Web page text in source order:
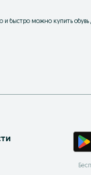
и быстро можно купить